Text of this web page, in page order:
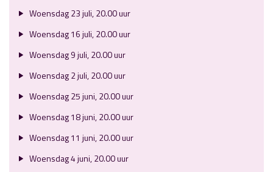
Woensdag 23 juli, 20.00 uur
Woensdag 16 juli, 20.00 uur
Woensdag 9 juli, 20.00 uur
Woensdag 2 juli, 20.00 uur
Woensdag 25 juni, 20.00 uur
Woensdag 18 juni, 20.00 uur
Woensdag 11 juni, 20.00 uur
Woensdag 4 juni, 20.00 uur